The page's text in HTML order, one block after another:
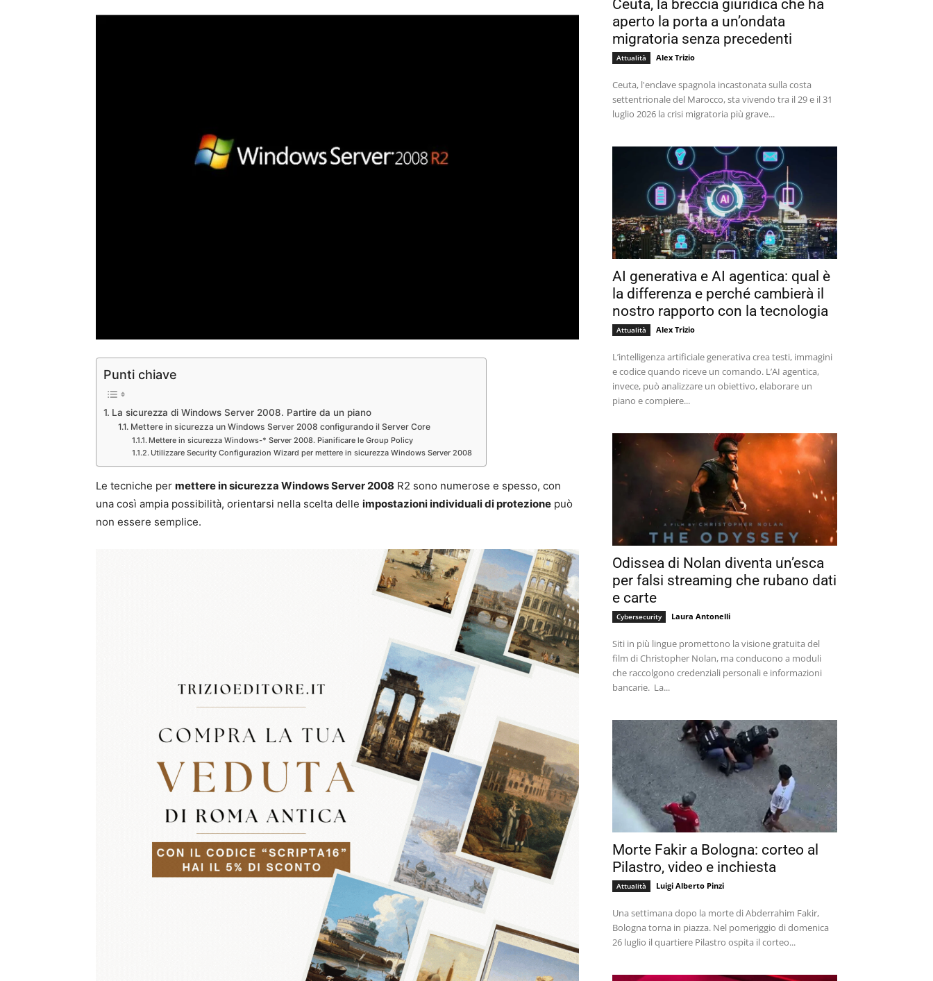
Punti chiave
La sicurezza di Windows Server 2008. Partire da un piano
Mettere in sicurezza un Windows Server 2008 configurando il Server Core
Mettere in sicurezza Windows-* Server 2008. Pianificare le Group Policy
Utilizzare Security Configurazion Wizard per mettere in sicurezza Windows Server 2008
Le tecniche per mettere in sicurezza Windows Server 2008 R2 sono numerose e spesso, con
una così ampia possibilità, orientarsi nella scelta delle impostazioni individuali di protezione può
non essere semplice.
Ceuta, la breccia giuridica che ha
aperto la porta a un’ondata
migratoria senza precedenti
Attualità Alex Trizio
Ceuta, l'enclave spagnola incastonata sulla costa
settentrionale del Marocco, sta vivendo tra il 29 e il 31
luglio 2026 la crisi migratoria più grave...
AI generativa e AI agentica: qual è
la differenza e perché cambierà il
nostro rapporto con la tecnologia
Attualità Alex Trizio
L’intelligenza artificiale generativa crea testi, immagini
e codice quando riceve un comando. L’AI agentica,
invece, può analizzare un obiettivo, elaborare un
piano e compiere...
Odissea di Nolan diventa un’esca
per falsi streaming che rubano dati
e carte
Cybersecurity Laura Antonelli
Siti in più lingue promettono la visione gratuita del
film di Christopher Nolan, ma conducono a moduli
che raccolgono credenziali personali e informazioni
bancarie. La...
Morte Fakir a Bologna: corteo al
Pilastro, video e inchiesta
Attualità Luigi Alberto Pinzi
Una settimana dopo la morte di Abderrahim Fakir,
Bologna torna in piazza. Nel pomeriggio di domenica
26 luglio il quartiere Pilastro ospita il corteo...